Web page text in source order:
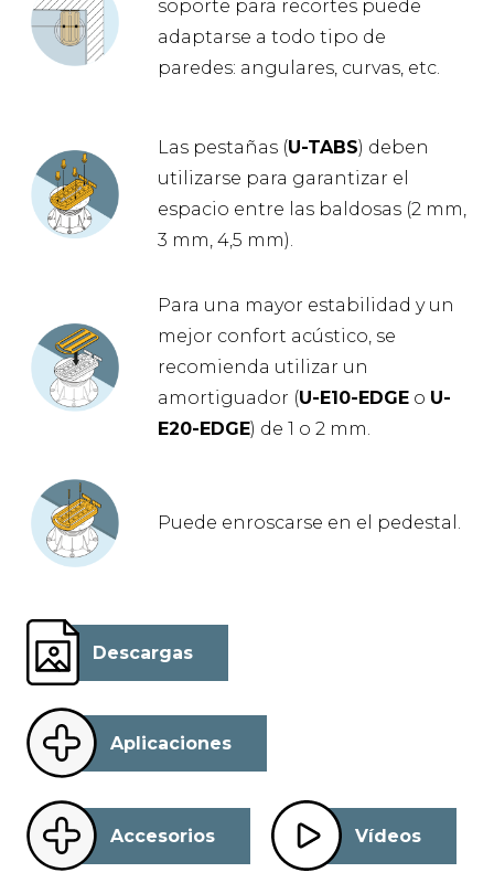
soporte para recortes puede
adaptarse a todo tipo de
paredes: angulares, curvas, etc.
Las pestañas (U-TABS) deben
utilizarse para garantizar el
espacio entre las baldosas (2 mm,
3 mm, 4,5 mm).
Para una mayor estabilidad y un
mejor confort acústico, se
recomienda utilizar un
amortiguador (U-E10-EDGE o U-
E20-EDGE) de 1 o 2 mm.
Puede enroscarse en el pedestal.
Descargas
Aplicaciones
Accesorios Vídeos